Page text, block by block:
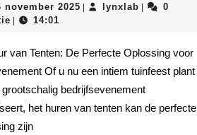
Stijlvolle
Tenten
voor
Jouw
Speciale
november 202526
lynxlablynxlab
0
14:01
Of u nu een intiem tuinfeest plant
grootschalig bedrijfsevenement
het huren van tenten kan de perfecte
zijn